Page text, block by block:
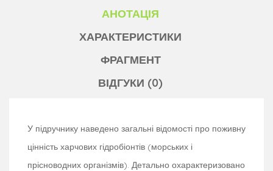
АНОТАЦІЯ
ХАРАКТЕРИСТИКИ
ФРАГМЕНТ
ВІДГУКИ (0)
У підручнику наведено загальні відомості про поживну
цінність харчових гідробіонтів (морських і
прісноводних організмів). Детально охарактеризовано